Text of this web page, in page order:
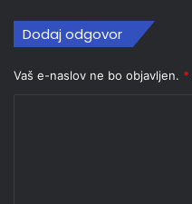
Dodaj odgovor
Vaš e-naslov ne bo objavljen. *